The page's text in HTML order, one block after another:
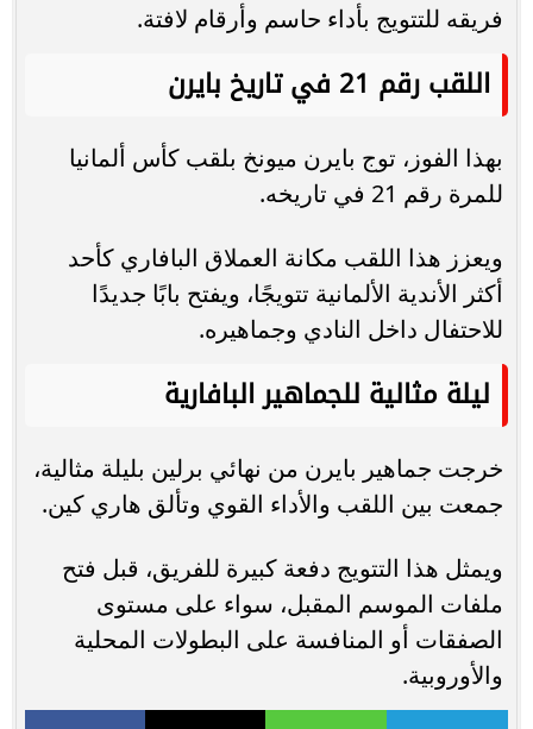
فريقه للتتويج بأداء حاسم وأرقام لافتة.
اللقب رقم 21 في تاريخ بايرن
بهذا الفوز، توج بايرن ميونخ بلقب كأس ألمانيا
للمرة رقم 21 في تاريخه.
ويعزز هذا اللقب مكانة العملاق البافاري كأحد
أكثر الأندية الألمانية تتويجًا، ويفتح بابًا جديدًا
للاحتفال داخل النادي وجماهيره.
ليلة مثالية للجماهير البافارية
خرجت جماهير بايرن من نهائي برلين بليلة مثالية،
جمعت بين اللقب والأداء القوي وتألق هاري كين.
ويمثل هذا التتويج دفعة كبيرة للفريق، قبل فتح
ملفات الموسم المقبل، سواء على مستوى
الصفقات أو المنافسة على البطولات المحلية
والأوروبية.